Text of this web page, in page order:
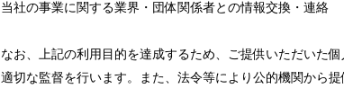
当社の事業に関する業界・団体関係者との情報交換・連絡
なお、上記の利用目的を達成するため、ご提供いただいた
適切な監督を行います。また、法令等により公的機関から